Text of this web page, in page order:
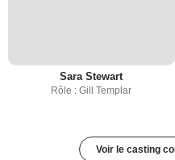
Sara Stewart
Rôle : Gill Templar
Voir le casting